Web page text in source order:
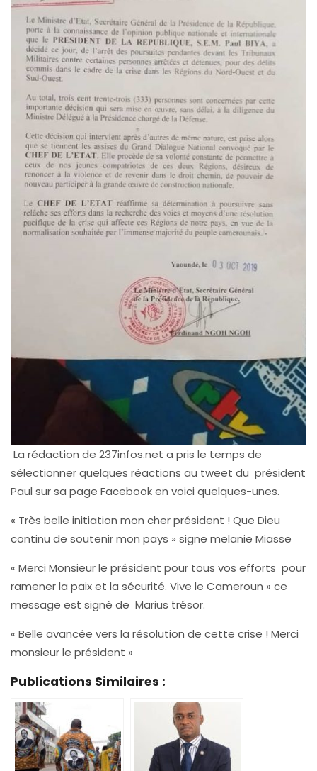
La rédaction de 237infos.net a pris le temps de
sélectionner quelques réactions au tweet du président
Paul sur sa page Facebook en voici quelques-unes.
« Très belle initiation mon cher président ! Que Dieu
continu de soutenir mon pays » signe melanie Miasse
« Merci Monsieur le président pour tous vos efforts pour
ramener la paix et la sécurité. Vive le Cameroun » ce
message est signé de Marius trésor.
« Belle avancée vers la résolution de cette crise ! Merci
monsieur le président »
Publications Similaires :